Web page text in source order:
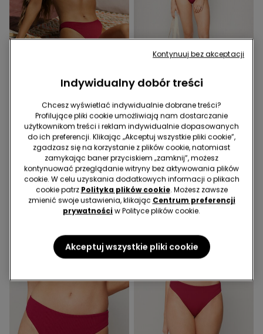
Biustonosz Bikini Trójkąt z
Lekko Usztywnionymi
Miseczkami Sunny Days
74,99 zł
1 Kolor
Brazyliany Bikini Sunny
Days
49,99 zł
Indywidualny dobór treści
Chcesz wyświetlać indywidualnie dobrane treści?
Profilujące pliki cookie umożliwiają nam dostarczanie
użytkownikom treści i reklam indywidualnie dopasowanych
do ich preferencji. Klikając „Akceptuj wszystkie pliki cookie”,
zgadzasz się na korzystanie z plików cookie, natomiast
zamykając baner przyciskiem „zamknij”, możesz
kontynuować przeglądanie witryny bez aktywowania plików
cookie. W celu uzyskania dodatkowych informacji o plikach
cookie patrz Polityka plików cookie. Możesz zawsze
zmienić swoje ustawienia, klikając Centrum preferencji
prywatności w Polityce plików cookie.
Akceptuj wszystkie pliki cookie
Kontynuuj bez akceptacji